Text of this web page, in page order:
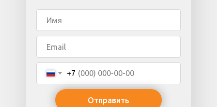
+7
Отправить